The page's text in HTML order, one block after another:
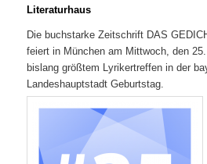
Literaturhaus
Die buchstarke Zeitschrift DAS
feiert in München am Mittwoch, den
bislang größtem Lyrikertreffen in der
Landeshauptstadt Geburtstag.